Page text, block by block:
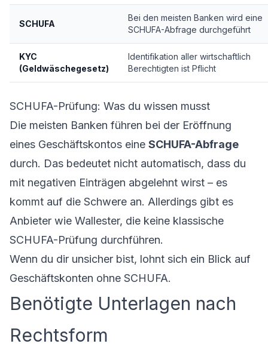
SCHUFA
Bei den meisten Banken wird eine
SCHUFA-Abfrage durchgeführt
KYC
(Geldwäschegesetz)
Identifikation aller wirtschaftlich
Berechtigten ist Pflicht
SCHUFA-Prüfung: Was du wissen musst
Die meisten Banken führen bei der Eröffnung
eines Geschäftskontos eine SCHUFA-Abfrage
durch. Das bedeutet nicht automatisch, dass du
mit negativen Einträgen abgelehnt wirst – es
kommt auf die Schwere an. Allerdings gibt es
Anbieter wie Wallester, die keine klassische
SCHUFA-Prüfung durchführen.
Wenn du dir unsicher bist, lohnt sich ein Blick auf
Geschäftskonten ohne SCHUFA.
Benötigte Unterlagen nach
Rechtsform